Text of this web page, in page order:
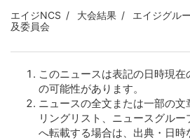
エイジNCS 大会結果 エイジグル
及委員会
このニュースは表記の日時現
の可能性があります。
ニュースの全文または一部の
リングリスト、ニュースグル
へ転載する場合は、出典・日時